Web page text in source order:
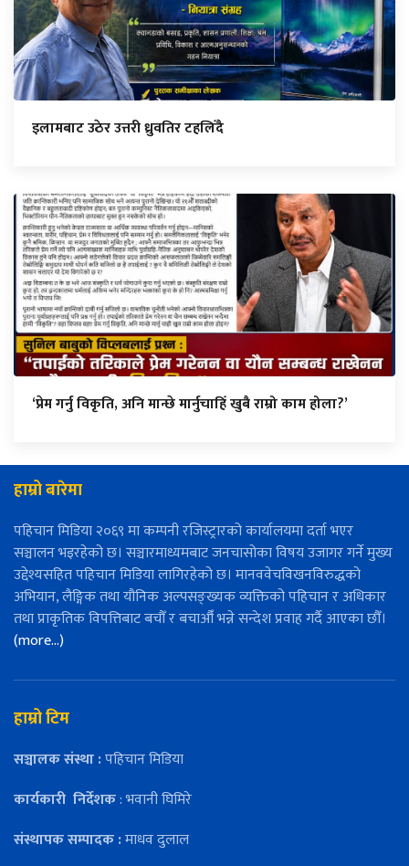
इलामबाट उठेर उत्तरी ध्रुवतिर टहलिँदै
‘प्रेम गर्नु विकृति, अनि मान्छे मार्नुचाहिँ खुबै राम्रो काम होला?’
हाम्रो बारेमा
पहिचान मिडिया २०६९ मा कम्पनी रजिस्ट्रारको कार्यालयमा दर्ता भएर
सञ्चालन भइरहेको छ। सञ्चारमाध्यमबाट जनचासोका विषय उजागर गर्ने मुख्य
उद्देश्यसहित पहिचान मिडिया लागिरहेको छ। मानववेचविखनविरुद्धको
अभियान, लैङ्गिक तथा यौनिक अल्पसङ्ख्यक व्यक्तिको पहिचान र अधिकार
तथा प्राकृतिक विपत्तिबाट बचौँ र बचाऔँ भन्ने सन्देश प्रवाह गर्दै आएका छौँ।
(more…)
हाम्रो टिम
सञ्चालक संस्था :पहिचान मिडिया
कार्यकारी निर्देशक: भवानी घिमिरे
संस्थापक सम्पादक :माधव दुलाल